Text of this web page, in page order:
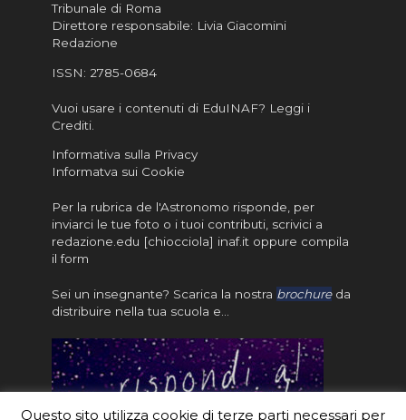
Tribunale di Roma
Direttore responsabile: Livia Giacomini
Redazione
ISSN: 2785-0684
Vuoi usare i contenuti di EduINAF? Leggi i
Crediti.
Informativa sulla Privacy
Informatva sui Cookie
Per la rubrica de l'Astronomo risponde, per
inviarci le tue foto o i tuoi contributi, scrivici a
redazione.edu [chiocciola] inaf.it oppure compila
il form
Sei un insegnante? Scarica la nostra brochureda
distribuire nella tua scuola e…
Questo sito utilizza cookie di terze parti necessari per